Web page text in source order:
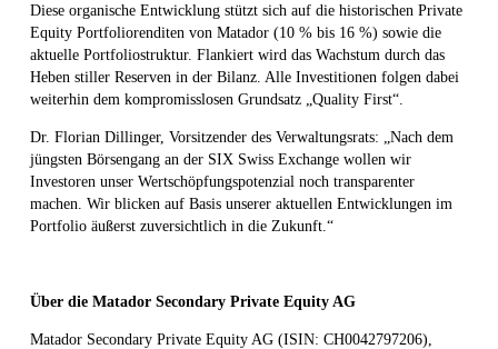
Diese organische Entwicklung stützt sich auf die historischen Private
Equity Portfoliorenditen von Matador (10 % bis 16 %) sowie die
aktuelle Portfoliostruktur. Flankiert wird das Wachstum durch das
Heben stiller Reserven in der Bilanz. Alle Investitionen folgen dabei
weiterhin dem kompromisslosen Grundsatz „Quality First“.
Dr. Florian Dillinger, Vorsitzender des Verwaltungsrats: „Nach dem
jüngsten Börsengang an der SIX Swiss Exchange wollen wir
Investoren unser Wertschöpfungspotenzial noch transparenter
machen. Wir blicken auf Basis unserer aktuellen Entwicklungen im
Portfolio äußerst zuversichtlich in die Zukunft.“
Über die Matador Secondary Private Equity AG
Matador Secondary Private Equity AG (ISIN: CH0042797206),